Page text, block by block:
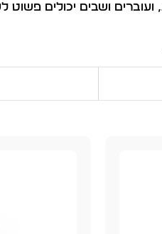
ושבים יכולים פשוט